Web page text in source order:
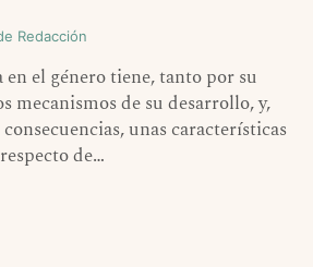
Redacción
en el género tiene, tanto por su
mecanismos de su desarrollo, y,
unas características
de…